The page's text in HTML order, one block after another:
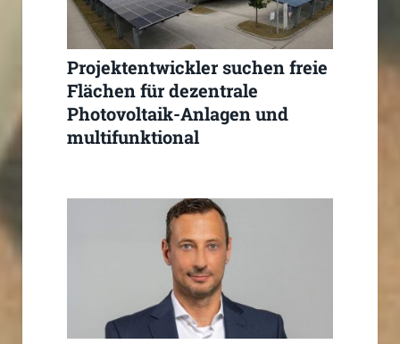
Projektentwickler suchen freie
Flächen für dezentrale
Photovoltaik-Anlagen und
multifunktional